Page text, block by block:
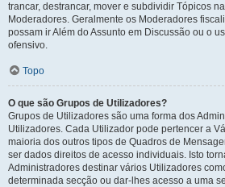
trancar, destrancar, mover e subdividir Tópicos
Moderadores. Geralmente os Moderadores
possam ir Além do Assunto em Discussão ou o
ofensivo.
Topo
O que são Grupos de Utilizadores?
Grupos de Utilizadores são uma forma dos
Utilizadores. Cada Utilizador pode pertencer a
maioria dos outros tipos de Quadros de
ser dados direitos de acesso individuais. Isto
Administradores destinar vários Utilizadores
determinada secção ou dar-lhes acesso a uma